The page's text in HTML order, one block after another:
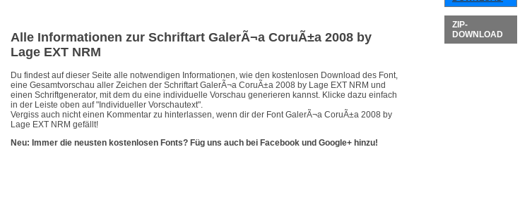
ZIP-
DOWNLOAD
Alle Informationen zur Schriftart GalerÃ¬a CoruÃ±a 2008 by
Lage EXT NRM
Du findest auf dieser Seite alle notwendigen Informationen, wie den kostenlosen Download des Font,
eine Gesamtvorschau aller Zeichen der Schriftart GalerÃ¬a CoruÃ±a 2008 by Lage EXT NRM und
einen Schriftgenerator, mit dem du eine individuelle Vorschau generieren kannst. Klicke dazu einfach
in der Leiste oben auf "Individueller Vorschautext".
Vergiss auch nicht einen Kommentar zu hinterlassen, wenn dir der Font GalerÃ¬a CoruÃ±a 2008 by
Lage EXT NRM gefällt!
Neu: Immer die neusten kostenlosen Fonts? Füg uns auch bei Facebook und Google+ hinzu!